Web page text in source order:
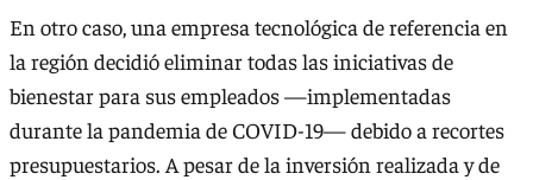
En otro caso, una empresa tecnológica de referencia en
la región decidió eliminar todas las iniciativas de
bienestar para sus empleados —implementadas
durante la pandemia de COVID-19— debido a recortes
presupuestarios. A pesar de la inversión realizada y de